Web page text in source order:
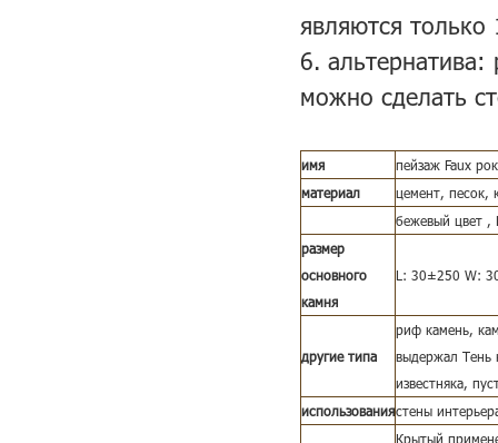
являются
6. альтернатива:
можно сделать
имя
пейзаж Faux
материал
цемент, песок,
бежевый цвет ,
размер
основного
камня
L: 30±250 W:
другие типа
риф камень,
выдержал Тень
известняка,
использованиястены
Крытый